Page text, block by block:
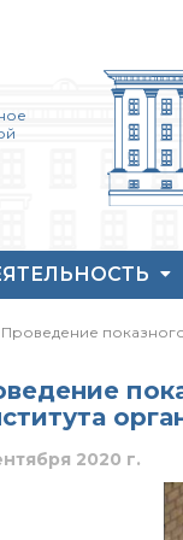
РАН
Проведение
2020 г.